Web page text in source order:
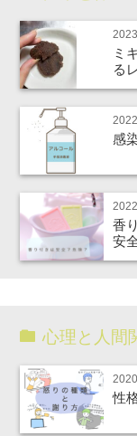
ミ
る
感
香
安
心理と人間
性